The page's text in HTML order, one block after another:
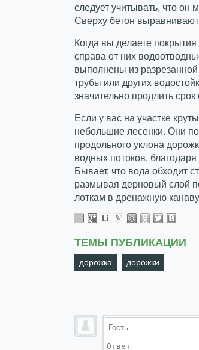
следует учитывать, что он
Сверху бетон
Когда вы делаете
справа от них
выполнены из
трубы или других
значительно продлить
Если у вас на участке
небольшие лесенки. Они
продольного уклона
водных потоков,
Бывает, что вода обходит
размывая дерновый слой
лоткам в дренажную
ТЕМЫ ПУБЛИКАЦИИ
дорожка дорожки